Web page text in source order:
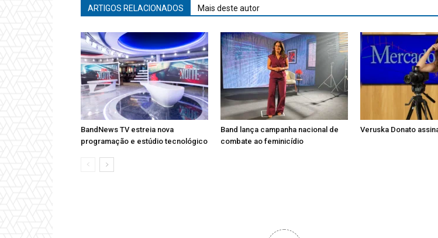
ARTIGOS RELACIONADOS Mais deste autor
BandNews TV estreia nova
programação e estúdio tecnológico
Band lança campanha nacional de
combate ao feminicídio
Veruska Donato